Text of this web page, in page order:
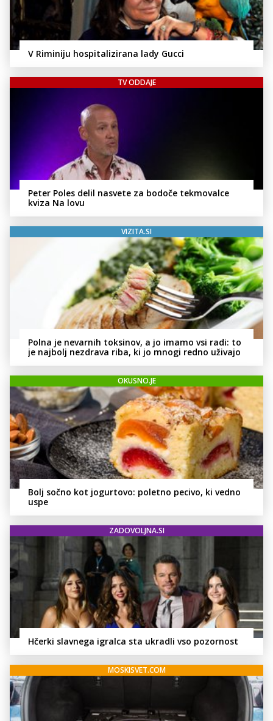
V Riminiju hospitalizirana lady Gucci
TV ODDAJE
Peter Poles delil nasvete za bodoče tekmovalce
kviza Na lovu
VIZITA.SI
Polna je nevarnih toksinov, a jo imamo vsi radi: to
je najbolj nezdrava riba, ki jo mnogi redno uživajo
OKUSNO.JE
Bolj sočno kot jogurtovo: poletno pecivo, ki vedno
uspe
ZADOVOLJNA.SI
Hčerki slavnega igralca sta ukradli vso pozornost
MOSKISVET.COM